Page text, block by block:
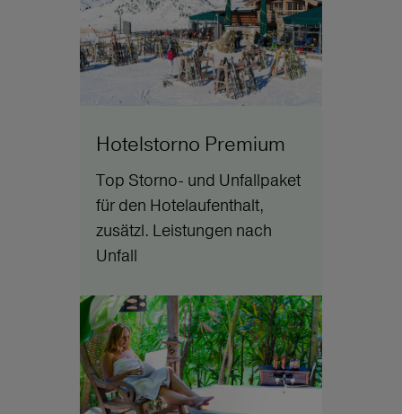
Hotelstorno Premium
Top Storno- und Unfallpaket
für den Hotelaufenthalt,
zusätzl. Leistungen nach
Unfall